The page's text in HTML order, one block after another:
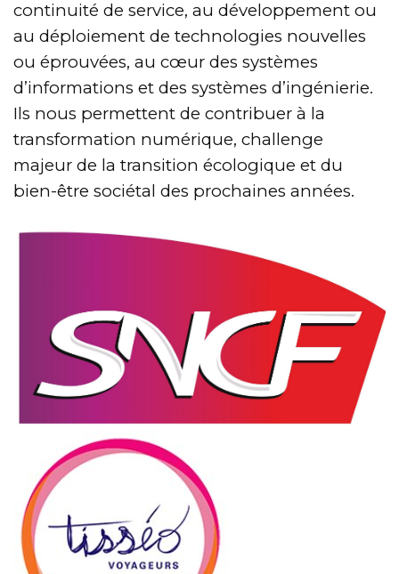
continuité de service, au développement ou
au déploiement de technologies nouvelles
ou éprouvées, au cœur des systèmes
d’informations et des systèmes d’ingénierie.
Ils nous permettent de contribuer à la
transformation numérique, challenge
majeur de la transition écologique et du
bien-être sociétal des prochaines années.